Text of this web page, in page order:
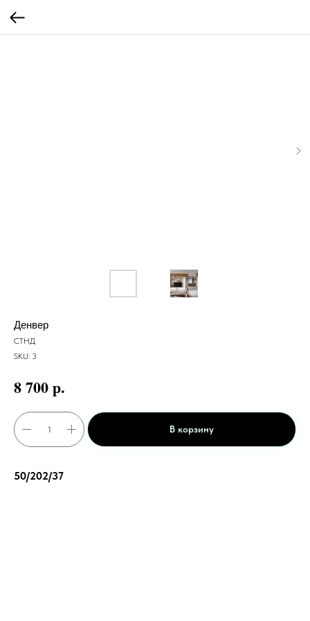
Денвер
СТНД
SKU: 3
8 700р.
В корзину
50/202/37